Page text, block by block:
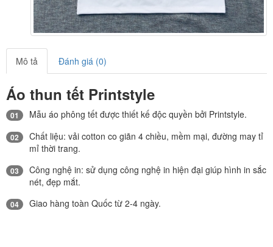
Mô tả Đánh giá (0)
Áo thun tết Printstyle
01 Mẫu áo phông tết được thiết kế độc quyền bởi Printstyle.
02
Chất liệu: vải cotton co giãn 4 chiều, mềm mại, đường may tỉ
mỉ thời trang.
03
Công nghệ in: sử dụng công nghệ in hiện đại giúp hình in sắc
nét, đẹp mắt.
04 Giao hàng toàn Quốc từ 2-4 ngày.